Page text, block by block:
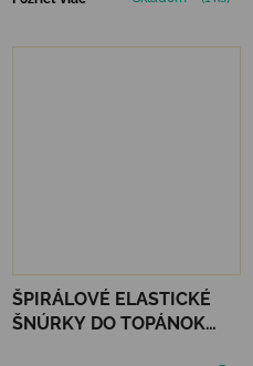
ŠPIRÁLOVÉ ELASTICKÉ
ŠNÚRKY DO TOPÁNOK